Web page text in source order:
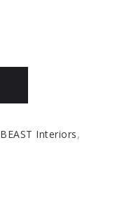
BEAST Interiors,